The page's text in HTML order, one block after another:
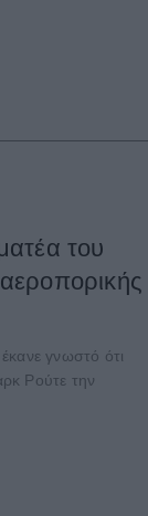
του
γνωστό ότι
Ρούτε την